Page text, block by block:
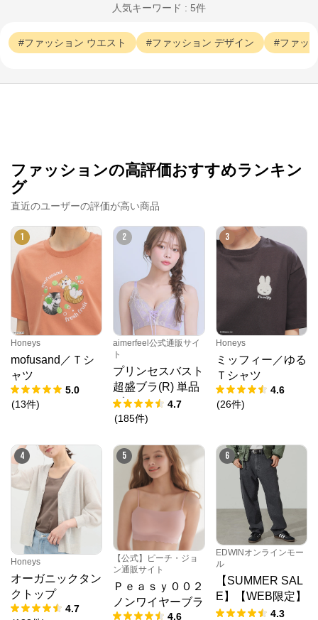
人気キーワード : 5件
ファッション ウエスト ファッション デザイン ファッ
ファッションの高評価おすすめランキン
グ
直近のユーザーの評価が高い商品
1
Honeys
mofusand／Ｔシ
ャツ
5.0
(13件)
2
aimerfeel公式通販サイ
ト
プリンセスバスト
超盛ブラ(R) 単品
ブラジャー4.7
(185件)
3
Honeys
ミッフィー／ゆる
Ｔシャツ
4.6
(26件)
4
Honeys
オーガニックタン
クトップ
4.7
5
【公式】ピーチ・ジョ
ン通販サイト
Ｐｅａｓｙ００２
ノンワイヤーブラ
4.6
6
EDWINオンラインモー
ル
【SUMMER SAL
E】【WEB限定】
STEPMARK ルー
4.3